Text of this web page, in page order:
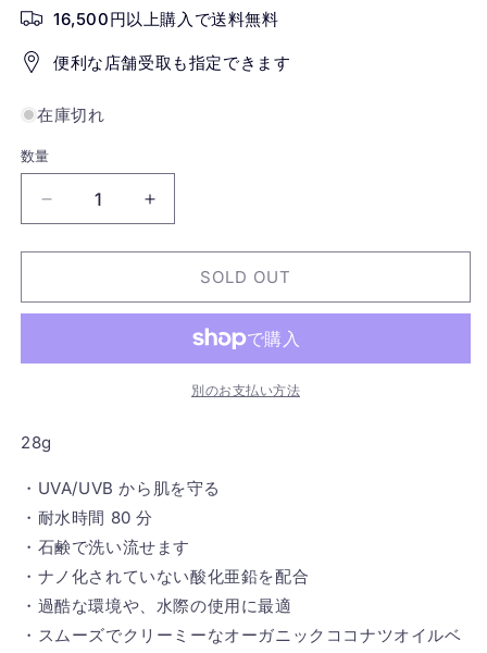
格
16,500円以上購入で送料無料
便利な店舗受取も指定できます
在庫切れ
数量
［ALL
TINTED
減
ら
す
［ALL
TINTED
SPF50
や
す
SOLD OUT
別のお支払い方法
28g
・UVA/UVB から肌を守る
・耐水時間 80 分
・石鹸で洗い流せます
・ナノ化されていない酸化亜鉛を配合
・過酷な環境や、水際の使用に最適
・スムーズでクリーミーなオーガニックココナツオイルベ